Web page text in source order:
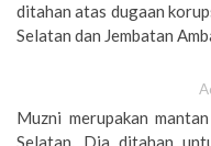
ditahan atas dugaan
Selatan dan Jembatan
Muzni merupakan
Selatan. Dia ditahan